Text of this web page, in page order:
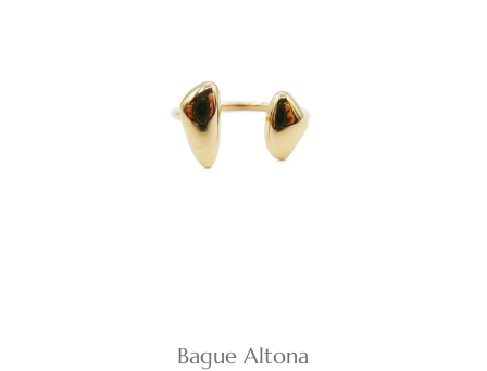
Bague Altona